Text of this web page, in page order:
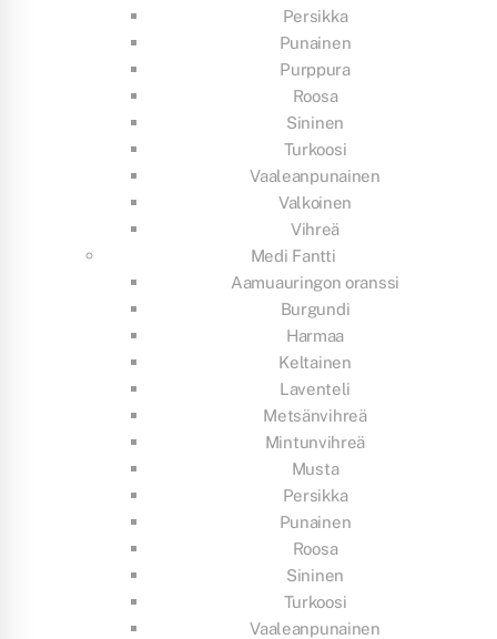
Persikka
Punainen
Purppura
Roosa
Sininen
Turkoosi
Vaaleanpunainen
Valkoinen
Vihreä
Medi Fantti
Aamuauringon oranssi
Burgundi
Harmaa
Keltainen
Laventeli
Metsänvihreä
Mintunvihreä
Musta
Persikka
Punainen
Roosa
Sininen
Turkoosi
Vaaleanpunainen